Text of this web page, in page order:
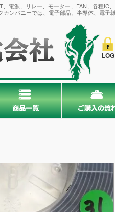
電源、リレー、モーター、FAN、各種IC
ンパニーでは、電子部品、半導体、電子
LOG